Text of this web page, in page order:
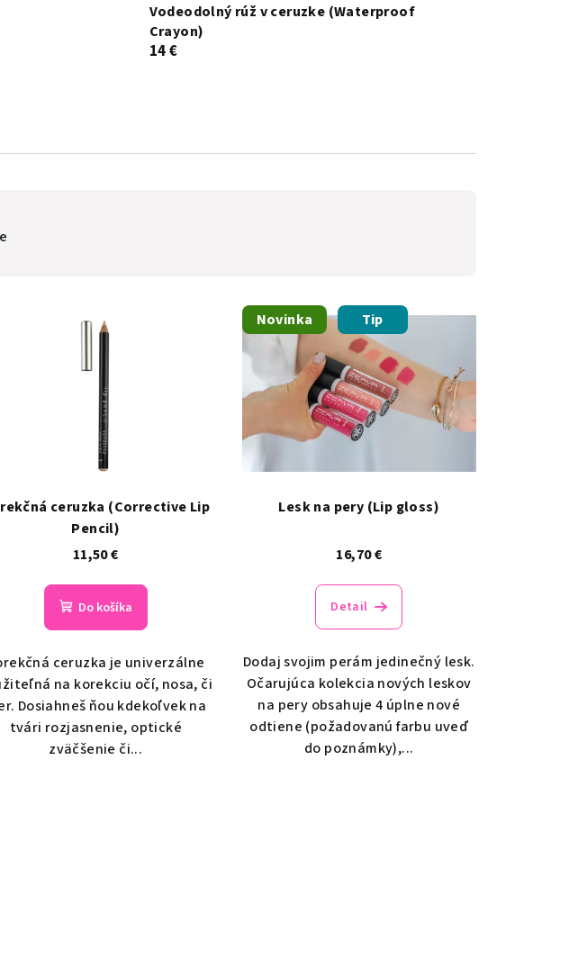
Vodeodolný rúž v ceruzke (Waterproof
Crayon)
14 €
ceruzka (Corrective Lip
Pencil)
11,50 €
Do košíka
ceruzka je univerzálne
na korekciu očí, nosa, či
Dosiahneš ňou kdekoľvek na
tvári rozjasnenie, optické
zväčšenie či...
Novinka Tip
Lesk na pery (Lip gloss)
16,70 €
Detail
Dodaj svojim perám jedinečný lesk.
Očarujúca kolekcia nových leskov
na pery obsahuje 4 úplne nové
odtiene (požadovanú farbu uveď
do poznámky),...